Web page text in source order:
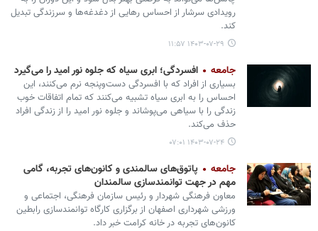
رویدادی سرشار از احساس رهایی از دغدغه‌ها و سرزندگی تبدیل
کند.
۱۴۰۳-۰۷-۲۹ ۱۱:۵۷
جامعه افسردگی؛ ابری سیاه که جلوه نور امید را می‌گیرد
بسیاری از افراد که با افسردگی دست‌وپنجه نرم می‌کنند، این
احساس را به ابری سیاه تشبیه می‌کنند که تمام اتفاقات خوب
زندگی را با سیاهی می‌پوشاند و جلوه نور امید را از زندگی افراد
حذف می‌کند.
۱۴۰۳-۰۷-۲۴ ۰۷:۰۱
جامعه
پاتوق‌های سالمندی و کانون‌های تجربه، گامی
مهم در جهت توانمندسازی سالمندان
معاون فرهنگی شهردار و رئیس سازمان فرهنگی، اجتماعی و
ورزشی شهرداری اصفهان از برگزاری کارگاه توانمندسازی رابطین
کانون‌های تجربه در خانه کرامت خبر داد.